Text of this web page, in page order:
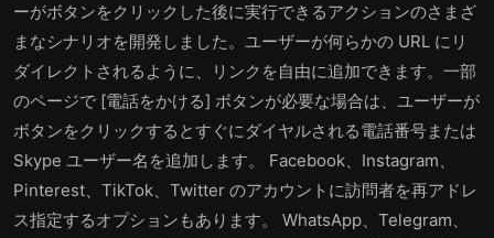
ーがボタンをクリックした後に実行できるアクションのさまざ
まなシナリオを開発しました。ユーザーが何らかの URL にリ
ダイレクトされるように、リンクを自由に追加できます。一部
のページで [電話をかける] ボタンが必要な場合は、ユーザーが
ボタンをクリックするとすぐにダイヤルされる電話番号または
Skype ユーザー名を追加します。 Facebook、Instagram、
Pinterest、TikTok、Twitter のアカウントに訪問者を再アドレ
ス指定するオプションもあります。 WhatsApp、Telegram、